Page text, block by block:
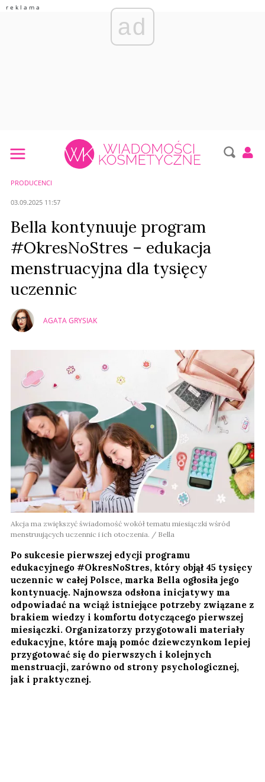
ad
PRODUCENCI
03.09.2025 11:57
Bella kontynuuje program
#OkresNoStres – edukacja
menstruacyjna dla tysięcy
uczennic
AGATA GRYSIAK
Akcja ma zwiększyć świadomość wokół tematu miesiączki wśród
menstruujących uczennic i ich otoczenia. / Bella
Po sukcesie pierwszej edycji programu
edukacyjnego #OkresNoStres, który objął 45 tysięcy
uczennic w całej Polsce, marka Bella ogłosiła jego
kontynuację. Najnowsza odsłona inicjatywy ma
odpowiadać na wciąż istniejące potrzeby związane z
brakiem wiedzy i komfortu dotyczącego pierwszej
miesiączki. Organizatorzy przygotowali materiały
edukacyjne, które mają pomóc dziewczynkom lepiej
przygotować się do pierwszych i kolejnych
menstruacji, zarówno od strony psychologicznej,
jak i praktycznej.